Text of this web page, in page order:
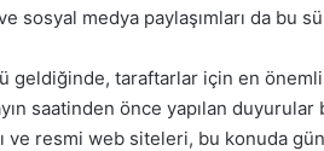
sosyal medya paylaşımları da bu
geldiğinde, taraftarlar için en önemli
saatinden önce yapılan
ve resmi web siteleri, bu konuda